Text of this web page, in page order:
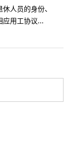
人员的身份、
应用工协议...